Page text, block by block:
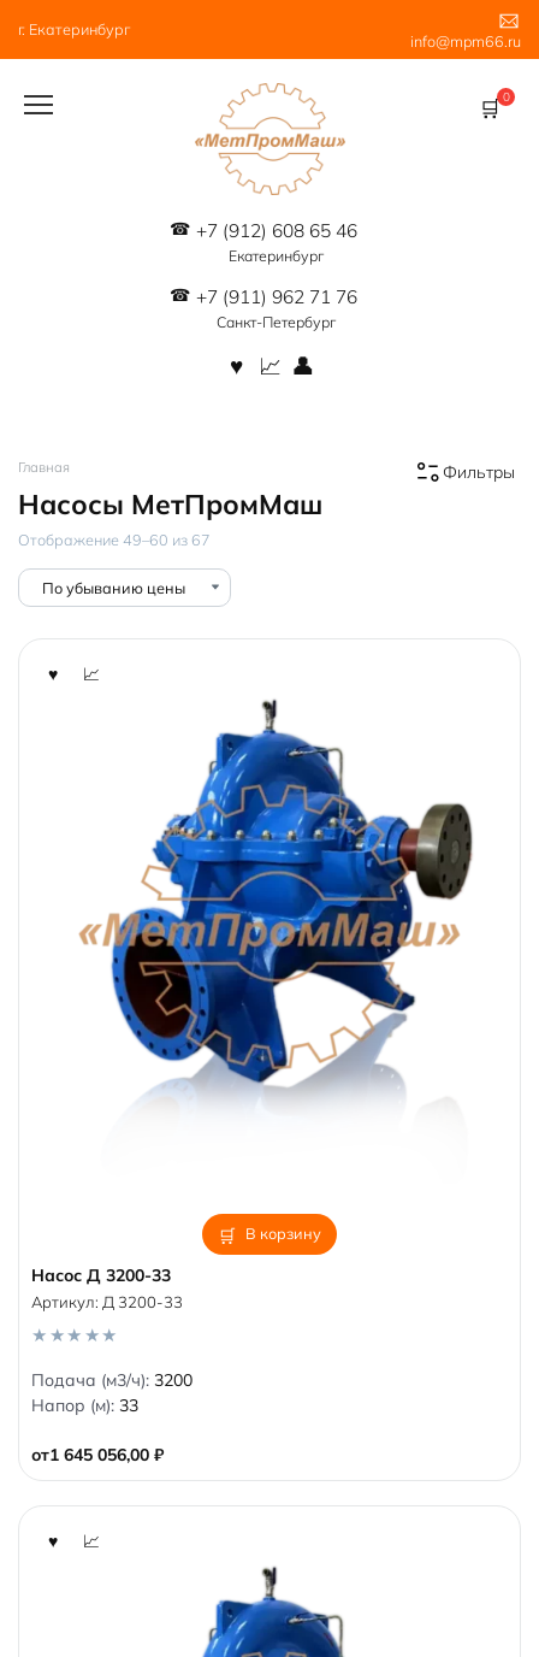
содержанию
г. Екатеринбург
info@mpm66.ru
+7 (912) 608 65 46
Екатеринбург
+7 (911) 962 71 76
Санкт-Петербург
0
Главная
Насосы МетПромМаш
Отображение 49–60 из 67
убыванию
В корзину
Насос Д 3200-33
от1 645 056,00 ₽
Артикул: Д 3200-33
0
o
u
f
5
Подача (м3/ч): 3200
Напор (м): 33
Фильтры